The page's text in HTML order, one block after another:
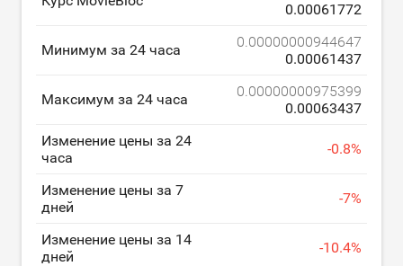
0.00061772
Минимум за 24 часа
0.00000000944647
0.00061437
Максимум за 24 часа
0.00000000975399
0.00063437
Изменение цены за 24
часа
-0.8%
Изменение цены за 7
дней
-7%
Изменение цены за 14
дней
-10.4%